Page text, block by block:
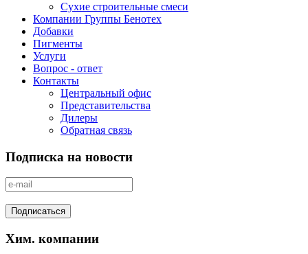
Сухие строительные смеси
Компании Группы Бенотех
Добавки
Пигменты
Услуги
Вопрос - ответ
Контакты
Центральный офис
Представительства
Дилеры
Обратная связь
Подписка на новости
Хим. компании